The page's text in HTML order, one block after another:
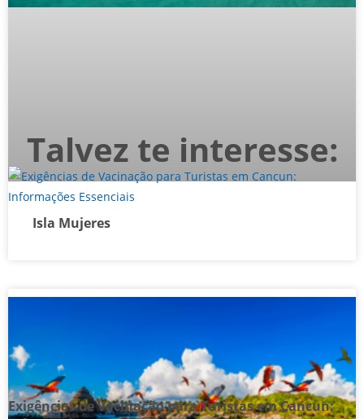
Isla Mujeres
Talvez te interesse:
Exigências de Vacinação para Turistas em Cancun: